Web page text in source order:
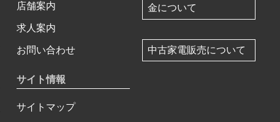
店舗案内
求人案内
お問い合わせ
サイト情報
サイトマップ
金について
中古家電販売について